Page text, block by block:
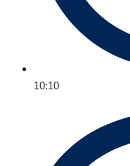
10:10